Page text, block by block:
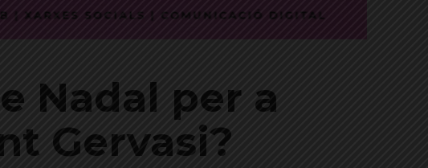
Nadal per a
Gervasi?